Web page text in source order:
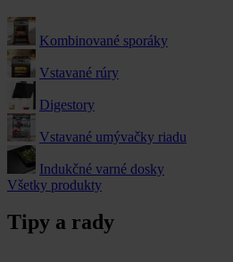
Kombinované sporáky
Vstavané rúry
Digestory
Vstavané umývačky riadu
Indukčné varné dosky
Všetky produkty
Tipy a rady